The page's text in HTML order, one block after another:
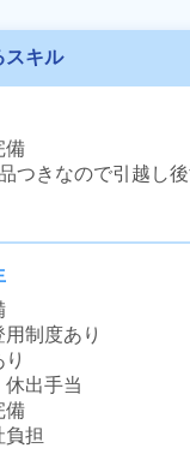
スキル
備
つきなので引越し
制度あり
出手当
備
担